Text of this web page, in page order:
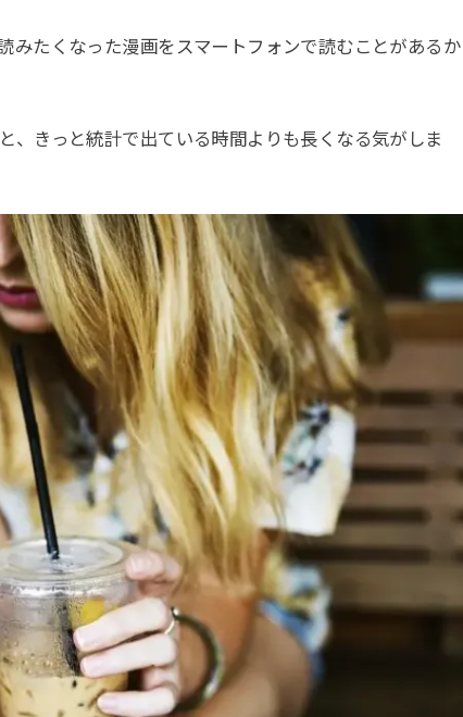
みたくなった漫画をスマートフォンで読むことがあるか
、きっと統計で出ている時間よりも長くなる気がしま